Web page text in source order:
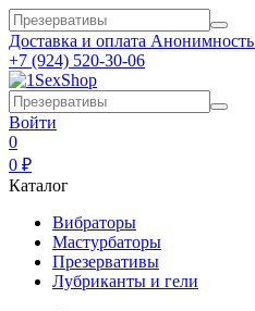
Доставка и оплата Анонимность
+7 (924) 520-30-06
Войти
0
0 ₽
Каталог
Вибраторы
Мастурбаторы
Презервативы
Лубриканты и гели